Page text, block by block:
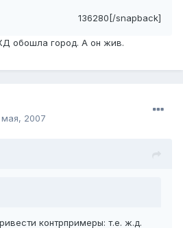
136280[/snapback]
обошла город. А он жив.
мая, 2007
контрпримеры: т.е. ж.д.